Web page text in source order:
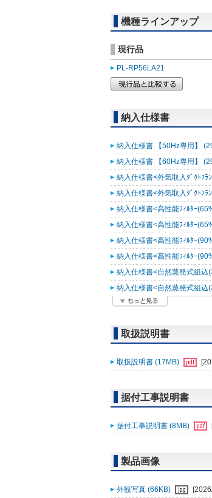
機種ラインアップ
現行品
PL-RP56LA21
納入仕様書
納入仕様書 【50Hz専用】
納入仕様書 【60Hz専用】
納入仕様書<外気取入ﾀﾞｸﾄﾌ
納入仕様書<外気取入ﾀﾞｸﾄﾌ
納入仕様書<高性能ﾌｨﾙﾀｰ
納入仕様書<高性能ﾌｨﾙﾀｰ
納入仕様書<高性能ﾌｨﾙﾀｰ
納入仕様書<高性能ﾌｨﾙﾀｰ
納入仕様書<自然蒸発式組
納入仕様書<自然蒸発式組
取扱説明書
取扱説明書 (17MB)
据付工事説明書
据付工事説明書 (8MB)
製品画像
外観写真 (66KB)